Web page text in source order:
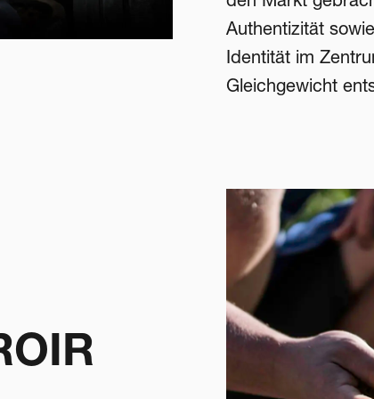
Authentizität
Identität im
Gleichgewicht